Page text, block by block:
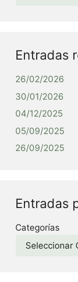
Entradas
26/02/2026
30/01/2026
04/12/2025
05/09/2025
26/09/2025
Entradas
Categorías